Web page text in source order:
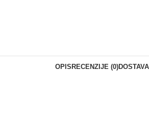
OPISRECENZIJE (0)DOSTAVA